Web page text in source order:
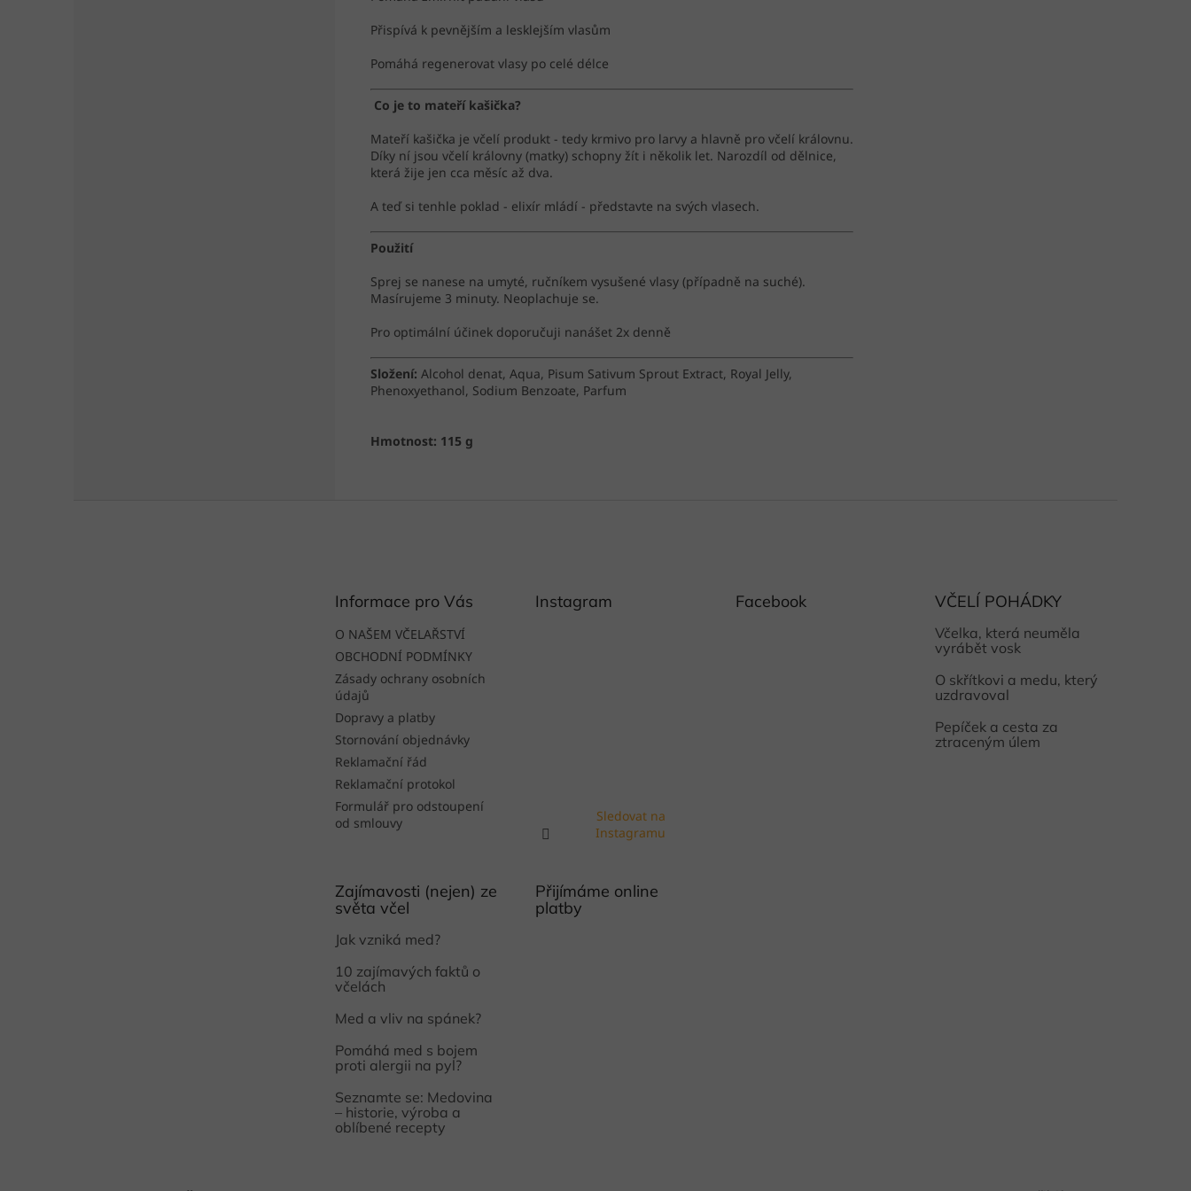
Přispívá k pevnějším a lesklejším vlasům
Pomáhá regenerovat vlasy po celé délce
Co je to mateří kašička?
Mateří kašička je včelí produkt - tedy krmivo pro larvy a hlavně pro včelí královnu.
Díky ní jsou včelí královny (matky) schopny žít i několik let. Narozdíl od dělnice,
která žije jen cca měsíc až dva.
A teď si tenhle poklad - elixír mládí - představte na svých vlasech.
Použití
Sprej se nanese na umyté, ručníkem vysušené vlasy (případně na suché).
Masírujeme 3 minuty. Neoplachuje se.
Pro optimální účinek doporučuji nanášet 2x denně
Složení: Alcohol denat, Aqua, Pisum Sativum Sprout Extract, Royal Jelly,
Phenoxyethanol, Sodium Benzoate, Parfum
Hmotnost: 115 g
Informace pro Vás
O NAŠEM VČELAŘSTVÍ
OBCHODNÍ PODMÍNKY
Zásady ochrany osobních
údajů
Dopravy a platby
Stornování objednávky
Reklamační řád
Reklamační protokol
Formulář pro odstoupení
od smlouvy
Instagram
Sledovat na
Instagramu
Facebook VČELÍ POHÁDKY
Včelka, která neuměla
vyrábět vosk
O skřítkovi a medu, který
uzdravoval
Pepíček a cesta za
ztraceným úlem
Zajímavosti (nejen) ze
světa včel
Jak vzniká med?
10 zajímavých faktů o
včelách
Med a vliv na spánek?
Pomáhá med s bojem
proti alergii na pyl?
Seznamte se: Medovina
– historie, výroba a
oblíbené recepty
Přijímáme online
platby